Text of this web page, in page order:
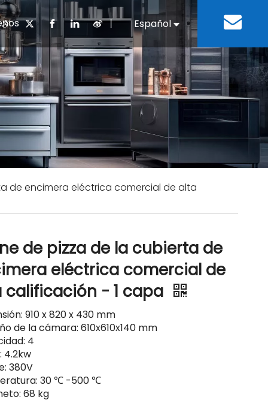
chino Equipos de refrigeración
Equipo para lavar platos
Negocios e Industria Residencias de
Descargar
del desarrollo
丨 Español
English
de encimera eléctrica comercial de alta
de pizza de la cubierta de
eléctrica comercial de
calificación - 1 capa
910 x 820 x 430 mm
de la cámara: 610x610x140 mm
4
4.2kw
380V
30 ℃ -500 ℃
68 kg